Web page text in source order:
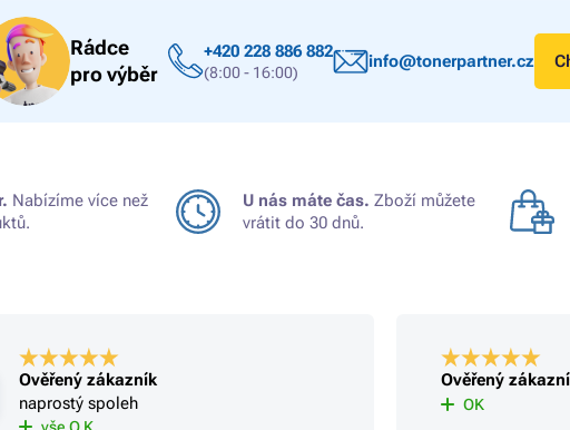
Rádce
pro výběr
+420 228 886 882
(8:00 - 16:00)
info@tonerpartner.cz
Nabízíme více než
U nás máte čas. Zboží můžete
vrátit do 30 dnů.
Ověřený zákazník
naprostý spoleh
vše O,K,
Ověřený
OK